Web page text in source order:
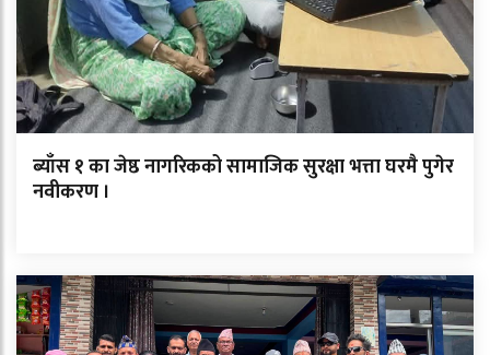
ब्याँस १ का जेष्ठ नागरिकको सामाजिक सुरक्षा भत्ता घरमै पुगेर
नवीकरण ।